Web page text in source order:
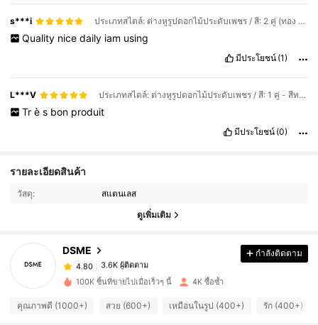
s***i ประเภทสไตล์: ต่างหูรูปดอกไม้ประดับเพชร / สี: 2 คู่ (ทอง + เงิน)
Quality nice daily iam using
มีประโยชน์ (1)
L***V ประเภทสไตล์: ต่างหูรูปดอกไม้ประดับเพชร / สี: 1 คู่ - สีทอง
Tr è s bon produit
มีประโยชน์ (0)
รายละเอียดสินค้า
วัสดุ: สแตนเลส
ดูเพิ่มเติม
DSME
4.80
3.6K ผู้ติดตาม
4.80 3.6K ผู้ติดตาม
4.80 3.6K ผู้ติดตาม
กำลังติดตาม
100K ชิ้นที่ขายไปเมื่อเร็วๆ นี้ 4K ซื้อซ้ำ
คุณภาพดี (1000+) สวย (600+) เหมือนในรูป (400+) รัก (400+)